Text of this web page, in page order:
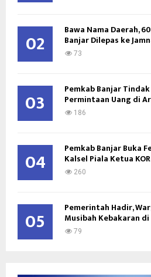
02 Bawa Nama Daerah,
Banjar Dilepas ke
73
03 Pemkab Banjar
Permintaan Uang di
186
04 Pemkab Banjar Buka
Kalsel Piala Ketua
260
05 Pemerintah Hadir,
Musibah Kebakaran
79